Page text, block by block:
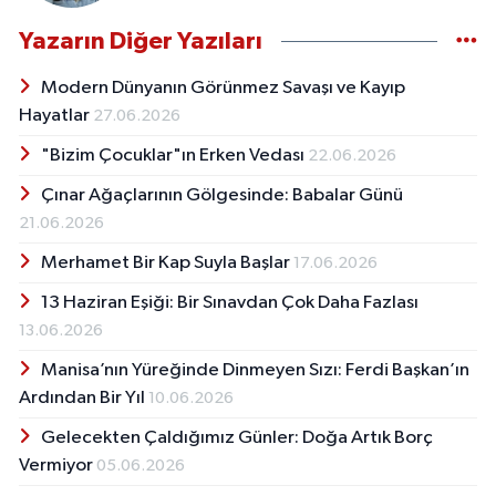
Yazarın Diğer Yazıları
Modern Dünyanın Görünmez Savaşı ve Kayıp
Hayatlar 27.06.2026
"Bizim Çocuklar"ın Erken Vedası 22.06.2026
Çınar Ağaçlarının Gölgesinde: Babalar Günü
21.06.2026
Merhamet Bir Kap Suyla Başlar 17.06.2026
13 Haziran Eşiği: Bir Sınavdan Çok Daha Fazlası
13.06.2026
Manisa’nın Yüreğinde Dinmeyen Sızı: Ferdi Başkan’ın
Ardından Bir Yıl 10.06.2026
Gelecekten Çaldığımız Günler: Doğa Artık Borç
Vermiyor 05.06.2026